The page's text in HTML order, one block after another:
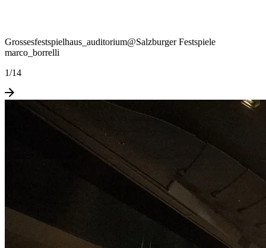
Grossesfestspielhaus_auditorium@Salzburger Festspiele
marco_borrelli
1/14